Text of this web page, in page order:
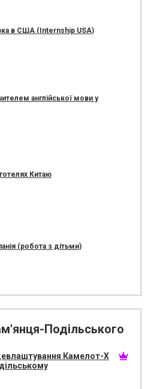
в США (Internship USA)
англійської мови у
Китаю
(робота з дітьми)
Подільського
Камелот-Х